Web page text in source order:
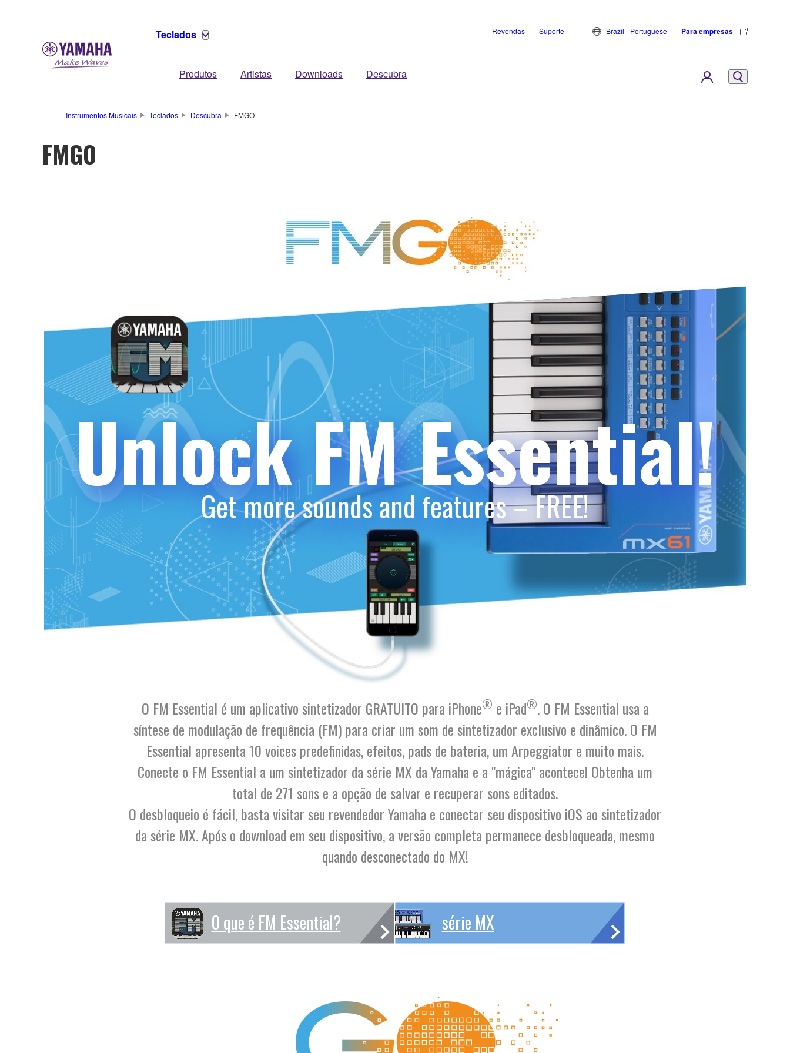
Teclados
Produtos Artistas Downloads Descubra
Revendas Suporte Brazil - Portuguese Para empresas
Instrumentos Musicais Teclados Descubra FMGO
FMGO
Unlock FM Essential!
Get more sounds and features – FREE!
O FM Essential é um aplicativo sintetizador GRATUITO para iPhone® e iPad®. O FM Essential usa a
síntese de modulação de frequência (FM) para criar um som de sintetizador exclusivo e dinâmico. O FM
Essential apresenta 10 voices predefinidas, efeitos, pads de bateria, um Arpeggiator e muito mais.
Conecte o FM Essential a um sintetizador da série MX da Yamaha e a "mágica" acontece! Obtenha um
total de 271 sons e a opção de salvar e recuperar sons editados.
O desbloqueio é fácil, basta visitar seu revendedor Yamaha e conectar seu dispositivo iOS ao sintetizador
da série MX. Após o download em seu dispositivo, a versão completa permanece desbloqueada, mesmo
quando desconectado do MX!
O que é FM Essential? série MX